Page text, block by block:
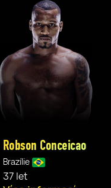
Robson Conceicao
Brazílie
37 let